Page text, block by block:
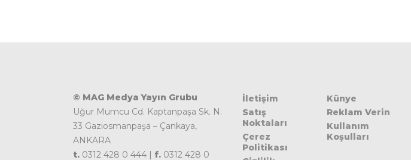
© MAG Medya Yayın Grubu
Uğur Mumcu Cd. Kaptanpaşa Sk. N.
33 Gaziosmanpaşa – Çankaya,
ANKARA
t. 0312 428 0 444 | f. 0312 428 0
İletişim
Satış
Noktaları
Çerez
Politikası
Künye
Reklam Verin
Kullanım
Koşulları